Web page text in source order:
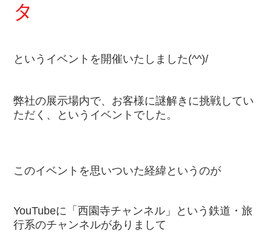
タ
というイベントを開催いたしました(^^)/
弊社の展示場内で、お客様に謎解きに挑戦してい
ただく、というイベントでした。
このイベントを思いついた経緯というのが
YouTubeに「西園寺チャンネル」という鉄道・旅
行系のチャンネルがありまして